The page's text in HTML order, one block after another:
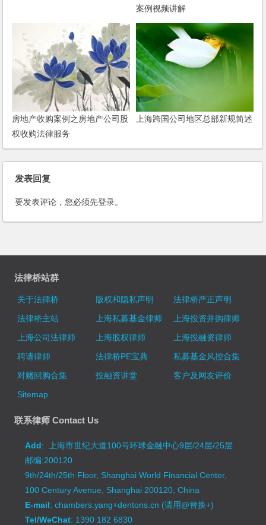
案例视频讲解
房地产收购案例之房地产公司股
权收购法律服务
上海跨国公司地区总部新规简述
发表回复
要发表评论，您必须先登录。
法律桥站群
关于法律桥 版权和隐私声明
法律桥严正声明
法律桥主站
上海私募基金律师
上海投资并购律师
上海公司法律师
上海股权律师
上海投融资律师
聘请律师
法律桥PE宝典
私募基金风控合集
对赌回购合集
投融资讲堂
客户及网友评价
Sitemap
联系律师 Contact Us
Add: 上海市世纪大道100号环球金融中心9层/24层/25层
邮编:200120
9th/24th/25th Floor, Shanghai World Financial Center,
100 Century Avenue, Shanghai 200120, China
E-mail: chambers.yang+dentons.cn (请用@替换+)
Tel/WeChat: 1390 182 6830